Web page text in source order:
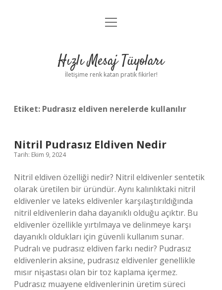
Anasayfa
Yasal Uyarı
menüyü
Hızlı Mesaj Tüyoları
İletişime renk katan pratik fikirler!
Etiket: Pudrasız eldiven nerelerde kullanılır
Nitril Pudrasız Eldiven Nedir
Tarih: Ekim 9, 2024
Nitril eldiven özelliği nedir? Nitril eldivenler sentetik
olarak üretilen bir üründür. Aynı kalınlıktaki nitril
eldivenler ve lateks eldivenler karşılaştırıldığında
nitril eldivenlerin daha dayanıklı olduğu açıktır. Bu
eldivenler özellikle yırtılmaya ve delinmeye karşı
dayanıklı oldukları için güvenli kullanım sunar.
Pudralı ve pudrasız eldiven farkı nedir? Pudrasız
eldivenlerin aksine, pudrasız eldivenler genellikle
mısır nişastası olan bir toz kaplama içermez.
Pudrasız muayene eldivenlerinin üretim süreci